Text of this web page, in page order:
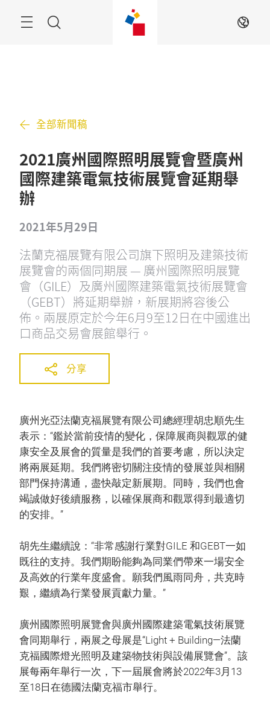
ZH
全部新聞稿
2021廣州國際照明展覽會暨廣州
國際建築電氣技術展覽會延期舉
辦
2021年5月29日
法蘭克福展覽有限公司旗下照明及建築技術
展覽會的兩個同期展 — 廣州國際照明展覽
會（GILE）及廣州國際建築電氣技術展覽會
（GEBT）將延期舉辦，新展期將容後公
佈。兩展原定於今年6月9至12日在中國進出
口商品交易會展館舉行。
分享
廣州光亞法蘭克福展覽有限公司總經理胡忠順先生
表示：“鑑於當前疫情的變化，保障展商與觀眾的健
康安全及展會的質量是我們的首要考慮，所以決定
將兩展延期。我們將密切關注疫情的發展並與相關
部門保持溝通，盡快敲定新展期。同時，我們也會
竭誠做好後續服務，以確保展商和觀眾得到最適切
的安排。”
胡先生繼續說：“非常感謝行業對GILE 和GEBT一如
既往的支持。我們期盼能夠為同業們帶來一場安全
及高效的行業年度盛會。願我們風雨同舟，共克時
艱，繼續為行業發展貢獻力量。”
廣州國際照明展覽會與廣州國際建築電氣技術展覽
會同期舉行，兩展之母展是“Light + Building—法蘭
克福國際燈光照明及建築物技術與設備展覽會”。該
展每兩年舉行一次，下一屆展會將於2022年3月13
至18日在德國法蘭克福市舉行。